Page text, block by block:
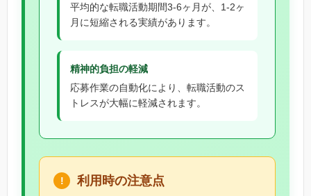
平均的な転職活動期間3-6ヶ月が、1-2ヶ
月に短縮される実績があります。
精神的負担の軽減
応募作業の自動化により、転職活動のス
トレスが大幅に軽減されます。
利用時の注意点